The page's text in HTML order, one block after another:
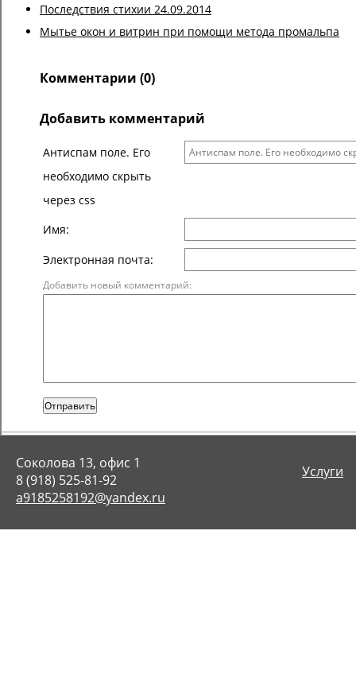
Последствия стихии 24.09.2014
Мытье окон и витрин при помощи метода промальпа
Комментарии (0)
Добавить комментарий
Антиспам поле. Его
необходимо скрыть
через css
Имя:
Электронная почта:
Добавить новый комментарий:
Отправить
Соколова 13, офис 1
8 (918) 525-81-92
a9185258192@yandex.ru
Услуги